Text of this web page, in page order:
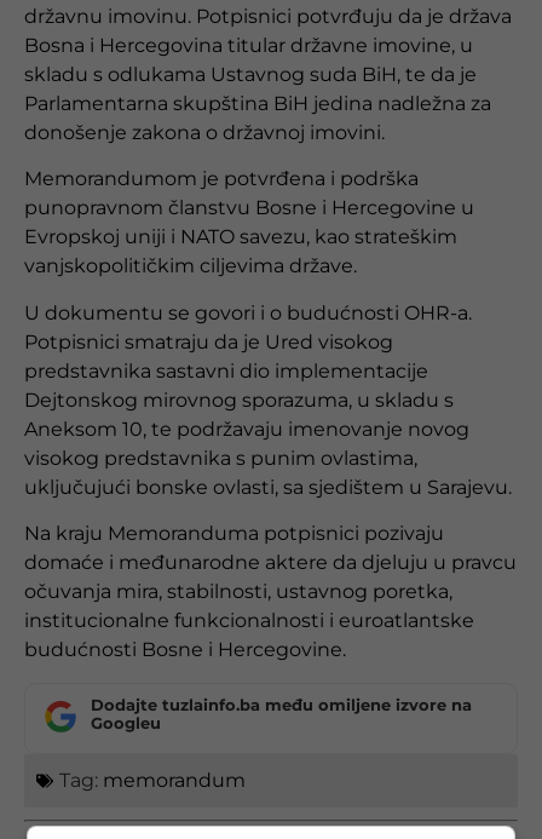
državnu imovinu. Potpisnici potvrđuju da je država
Bosna i Hercegovina titular državne imovine, u
skladu s odlukama Ustavnog suda BiH, te da je
Parlamentarna skupština BiH jedina nadležna za
donošenje zakona o državnoj imovini.
Memorandumom je potvrđena i podrška
punopravnom članstvu Bosne i Hercegovine u
Evropskoj uniji i NATO savezu, kao strateškim
vanjskopolitičkim ciljevima države.
U dokumentu se govori i o budućnosti OHR-a.
Potpisnici smatraju da je Ured visokog
predstavnika sastavni dio implementacije
Dejtonskog mirovnog sporazuma, u skladu s
Aneksom 10, te podržavaju imenovanje novog
visokog predstavnika s punim ovlastima,
uključujući bonske ovlasti, sa sjedištem u Sarajevu.
Na kraju Memoranduma potpisnici pozivaju
domaće i međunarodne aktere da djeluju u pravcu
očuvanja mira, stabilnosti, ustavnog poretka,
institucionalne funkcionalnosti i euroatlantske
budućnosti Bosne i Hercegovine.
Dodajte tuzlainfo.ba među omiljene izvore na
Googleu
Tag: memorandum